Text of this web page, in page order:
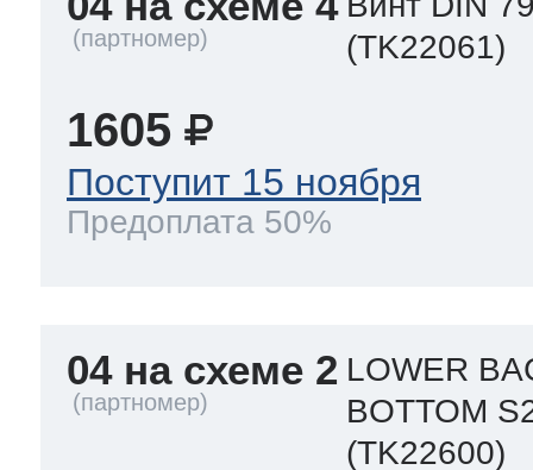
(TK22061)
1605
Поступит 15 ноября
Предоплата 50%
04 на схеме 2 LOWER
BOTTOM
(TK22600)